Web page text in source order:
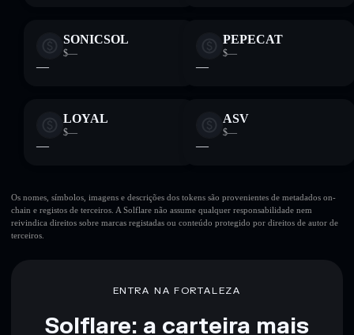
SONICSOL
$—
—
PEPECAT
$—
—
LOYAL
$—
—
ASV
$—
—
Os nomes, símbolos, imagens e descrições dos tokens são provenientes de metadados on-
chain e registos de terceiros. A Solflare não assume qualquer responsabilidade nem
reivindica direitos sobre marcas registadas ou conteúdo protegido por direitos de autor de
terceiros.
ENTRA NA FORTALEZA
Solflare: a carteira mais